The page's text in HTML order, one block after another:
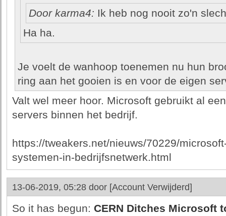
Door karma4: Ik heb nog nooit zo'n
Ha ha.
Je voelt de wanhoop toenemen nu hun
ring aan het gooien is en voor de eigen
Valt wel meer hoor. Microsoft gebruikt al
servers binnen het bedrijf.
https://tweakers.net/nieuws/70229/
systemen-in-bedrijfsnetwerk.html
13-06-2019, 05:28 door [Account Verwijderd]
So it has begun: CERN Ditches Microsoft